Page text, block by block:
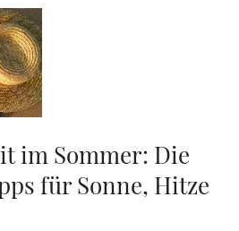
im Sommer: Die
für Sonne, Hitze